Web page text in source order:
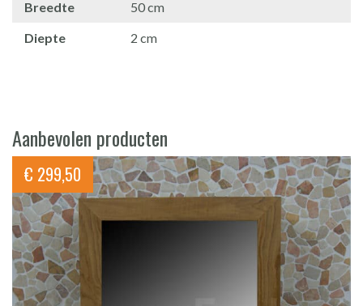
Breedte
50 cm
Diepte
2 cm
Aanbevolen producten
€ 299,50